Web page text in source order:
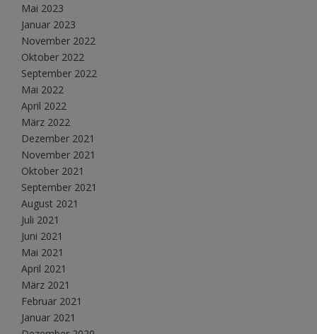
Mai 2023
Januar 2023
November 2022
Oktober 2022
September 2022
Mai 2022
April 2022
März 2022
Dezember 2021
November 2021
Oktober 2021
September 2021
August 2021
Juli 2021
Juni 2021
Mai 2021
April 2021
März 2021
Februar 2021
Januar 2021